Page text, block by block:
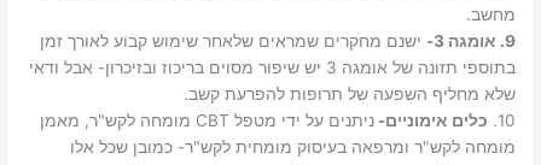
מחשב.
9. אומגה 3-
ישנם מחקרים שמראים שלאחר שימוש קבוע לאורך זמן
בתוספי תזונה של אומגה 3 יש שיפור מסוים בריכוז ובזיכרון- אבל ודאי
שלא מחליף השפעה של תרופות להפרעת קשב.
10.
כלים אימוניים-
ניתנים על ידי מטפל CBT מומחה לקש"ר, מאמן
מומחה לקש"ר ומרפאה בעיסוק מומחית לקש"ר- כמובן שכל אלו